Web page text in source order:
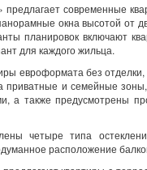
современные
окна высотой от
планировок включают
для каждого жильца.
евроформата без
приватные и семейные
а также предусмотрены
четыре типа
расположение